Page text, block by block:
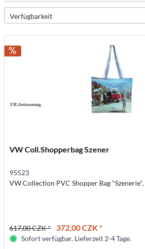
VW Coll.Shopperbag Szener
95523
VW Collection PVC Shopper Bag
617,00 CZK * 372,00 CZK *
Sofort verfügbar. Lieferzeit 2-4 Tage.